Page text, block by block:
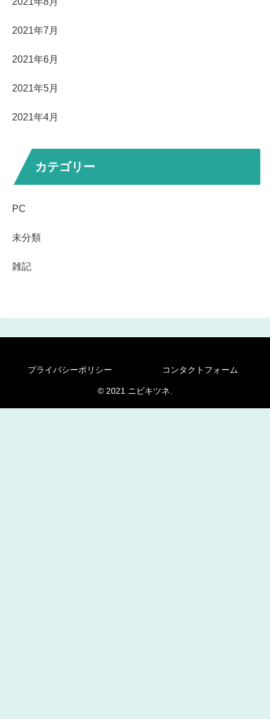
2021年7月
2021年6月
2021年5月
2021年4月
カテゴリー
PC
未分類
雑記
プライバシーポリシー コンタクトフォーム
© 2021 ニビキツネ.